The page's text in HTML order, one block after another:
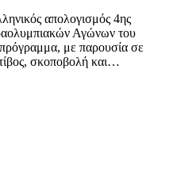
απολογισμός 4ης
Αγώνων του
με παρουσία σε
σκοποβολή και…